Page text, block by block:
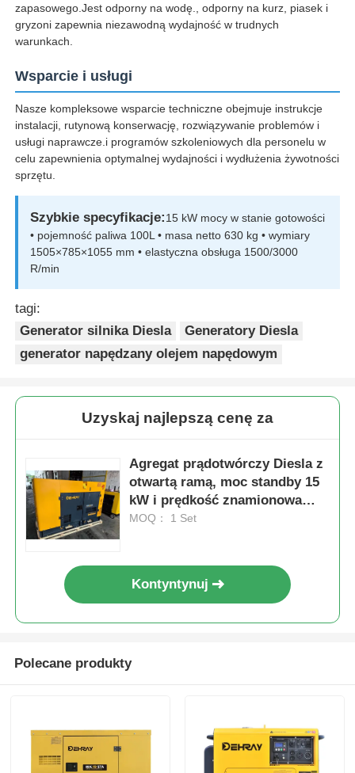
Utrzymanie generatora
Zestaw generatora spawalniczego
silnik diesla generatora
pompa wody ściekowej
zapasowego.Jest odporny na wodę., odporny na kurz, piasek i
gryzoni zapewnia niezawodną wydajność w trudnych
warunkach.
Wsparcie i usługi
Nasze kompleksowe wsparcie techniczne obejmuje instrukcje
instalacji, rutynową konserwację, rozwiązywanie problemów i
usługi naprawcze.i programów szkoleniowych dla personelu w
celu zapewnienia optymalnej wydajności i wydłużenia żywotności
sprzętu.
Szybkie specyfikacje:15 kW mocy w stanie gotowości
• pojemność paliwa 100L • masa netto 630 kg • wymiary
1505×785×1055 mm • elastyczna obsługa 1500/3000
R/min
tagi:
Generator silnika Diesla
Generatory Diesla
generator napędzany olejem napędowym
Uzyskaj najlepszą cenę za
Agregat prądotwórczy Diesla z
otwartą ramą, moc standby 15
kW i prędkość znamionowa
1500 obr/min
MOQ： 1 Set
Kontyntynuj
Polecane produkty